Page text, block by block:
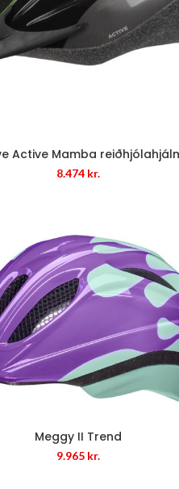
Active Mamba
8.474 kr.
Meggy II Trend
9.965 kr.